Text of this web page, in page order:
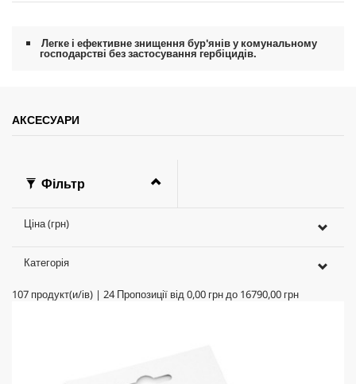
Легке і ефективне знищення бур'янів у комунальному
господарстві без застосування гербіцидів.
АКСЕСУАРИ
Фільтр
Ціна (грн)
Категорія
107 продукт(и/ів) | 24Пропозиції від0,00 грндо 16790,00 грн